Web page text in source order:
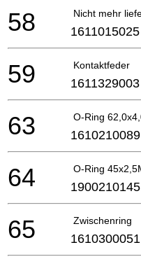
Nicht mehr
58 1611015025
Kontaktfeder
59 1611329003
O-Ring
63 1610210089
O-Ring
64 1900210145
Zwischenring
65 1610300051